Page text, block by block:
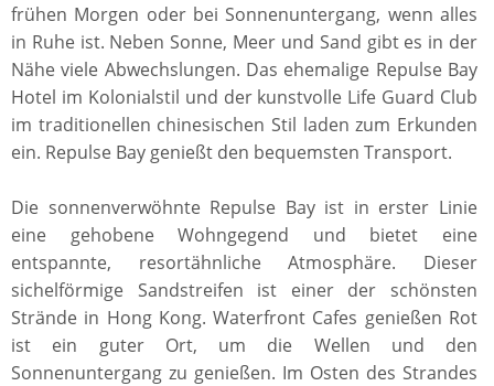
frühen Morgen oder bei Sonnenuntergang, wenn alles
in Ruhe ist. Neben Sonne, Meer und Sand gibt es in der
Nähe viele Abwechslungen. Das ehemalige Repulse Bay
Hotel im Kolonialstil und der kunstvolle Life Guard Club
im traditionellen chinesischen Stil laden zum Erkunden
ein. Repulse Bay genießt den bequemsten Transport.
Die sonnenverwöhnte Repulse Bay ist in erster Linie
eine gehobene Wohngegend und bietet eine
entspannte, resortähnliche Atmosphäre. Dieser
sichelförmige Sandstreifen ist einer der schönsten
Strände in Hong Kong. Waterfront Cafes genießen Rot
ist ein guter Ort, um die Wellen und den
Sonnenuntergang zu genießen. Im Osten des Strandes